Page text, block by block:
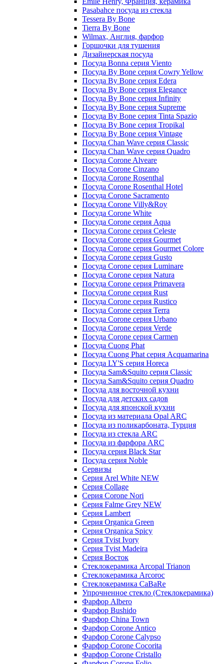
Pasabahce посуда из стекла
Tessera By Bone
Tierra By Bone
Wilmax, Англия, фарфор
Горшочки для тушения
Дизайнерская посуда
Посуда Bonna серия Viento
Посуда By Bone серия Cowry Yellow
Посуда By Bone серия Edera
Посуда By Bone серия Elegance
Посуда By Bone серия Infinity
Посуда By Bone серия Supreme
Посуда By Bone серия Tinta Spazio
Посуда By Bone серия Tropikal
Посуда By Bone серия Vintage
Посуда Chan Wave серия Classic
Посуда Chan Wave серия Quadro
Посуда Corone Alveare
Посуда Corone Cinzano
Посуда Corone Rosenthal
Посуда Corone Rosenthal Hotel
Посуда Corone Sacramento
Посуда Corone Villy&Roy
Посуда Corone White
Посуда Corone серия Aqua
Посуда Corone серия Celeste
Посуда Corone серия Gourmet
Посуда Corone серия Gourmet Colore
Посуда Corone серия Gusto
Посуда Corone серия Luminare
Посуда Corone серия Natura
Посуда Corone серия Primavera
Посуда Corone серия Rust
Посуда Corone серия Rustico
Посуда Corone серия Terra
Посуда Corone серия Urbano
Посуда Corone серия Verde
Посуда Corone серия Сarmen
Посуда Cuong Phat
Посуда Cuong Phat серия Acquamarina
Посуда LY'S серия Horeca
Посуда Sam&Squito серия Classic
Посуда Sam&Squito серия Quadro
Посуда для восточной кухни
Посуда для детских садов
Посуда для японской кухни
Посуда из материала Opal ARC
Посуда из поликарбоната, Турция
Посуда из стекла ARC
Посуда из фарфора ARC
Посуда серия Black Star
Посуда серия Noble
Сервизы
Серия Arel White NEW
Серия Collage
Серия Corone Nori
Серия Falme Grey NEW
Серия Lambert
Серия Organica Green
Серия Organica Spicy
Серия Tvist Ivory
Серия Tvist Madeira
Серия Восток
Стеклокерамика Arcopal Trianon
Стеклокерамика Arcoroc
Стеклокерамика CaBaRe
Упрочненное стекло (Стеклокерамика)
Фарфор Albero
Фарфор Bushido
Фарфор China Town
Фарфор Corone Antico
Фарфор Corone Calypso
Фарфор Corone Cocorita
Фарфор Corone Cristallo